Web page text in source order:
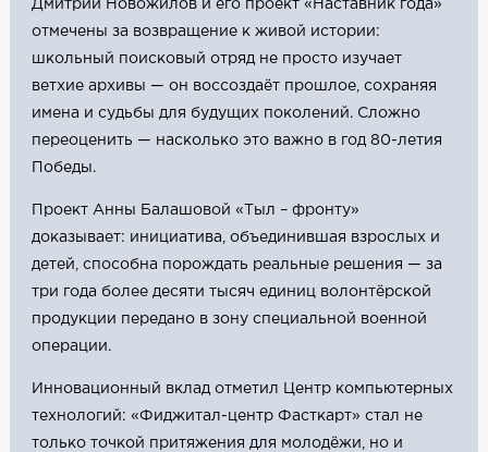
Дмитрий Новожилов и его проект «Наставник года»
отмечены за возвращение к живой истории:
школьный поисковый отряд не просто изучает
ветхие архивы — он воссоздаёт прошлое, сохраняя
имена и судьбы для будущих поколений. Сложно
переоценить — насколько это важно в год 80-летия
Победы.
Проект Анны Балашовой «Тыл – фронту»
доказывает: инициатива, объединившая взрослых и
детей, способна порождать реальные решения — за
три года более десяти тысяч единиц волонтёрской
продукции передано в зону специальной военной
операции.
Инновационный вклад отметил Центр компьютерных
технологий: «Фиджитал-центр Фасткарт» стал не
только точкой притяжения для молодёжи, но и